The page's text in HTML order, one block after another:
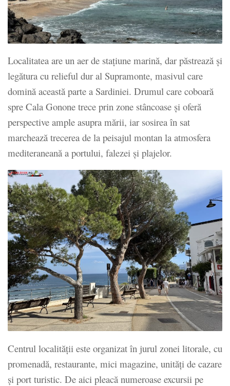
Localitatea are un aer de stațiune marină, dar păstrează și
legătura cu relieful dur al Supramonte, masivul care
domină această parte a Sardiniei. Drumul care coboară
spre Cala Gonone trece prin zone stâncoase și oferă
perspective ample asupra mării, iar sosirea în sat
marchează trecerea de la peisajul montan la atmosfera
mediteraneană a portului, falezei și plajelor.
Centrul localității este organizat în jurul zonei litorale, cu
promenadă, restaurante, mici magazine, unități de cazare
și port turistic. De aici pleacă numeroase excursii pe